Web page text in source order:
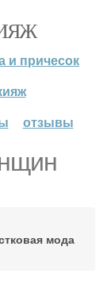
и причесок
отзывы
мода